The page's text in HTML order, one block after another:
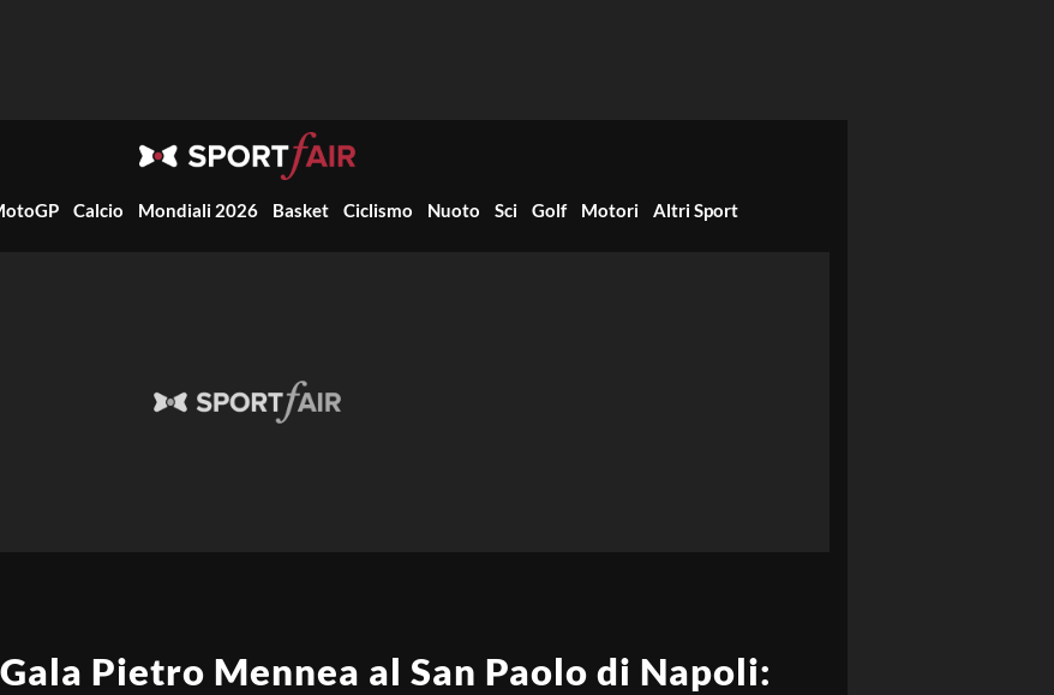
Calcio Mondiali 2026 Basket Ciclismo Nuoto Sci Golf Motori Altri Sport
Pietro Mennea al San Paolo di Napoli: